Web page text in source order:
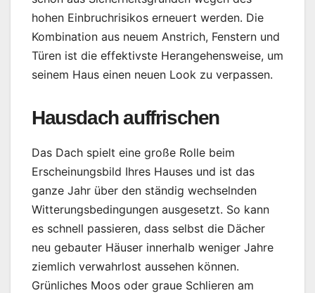
hohen Einbruchrisikos erneuert werden. Die
Kombination aus neuem Anstrich, Fenstern und
Türen ist die effektivste Herangehensweise, um
seinem Haus einen neuen Look zu verpassen.
Hausdach auffrischen
Das Dach spielt eine große Rolle beim
Erscheinungsbild Ihres Hauses und ist das
ganze Jahr über den ständig wechselnden
Witterungsbedingungen ausgesetzt. So kann
es schnell passieren, dass selbst die Dächer
neu gebauter Häuser innerhalb weniger Jahre
ziemlich verwahrlost aussehen können.
Grünliches Moos oder graue Schlieren am